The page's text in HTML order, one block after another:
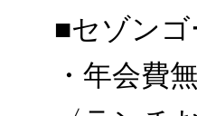
■セゾン
・年会費